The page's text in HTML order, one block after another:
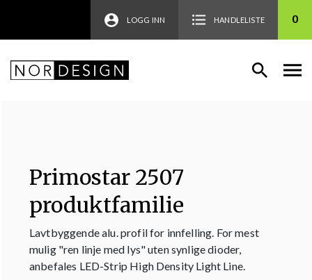
LOGG INN HANDLELISTE 0
Primostar 2507
produktfamilie
Lavtbyggende alu. profil for innfelling. For mest
mulig "ren linje med lys" uten synlige dioder,
anbefales LED-Strip High Density Light Line.